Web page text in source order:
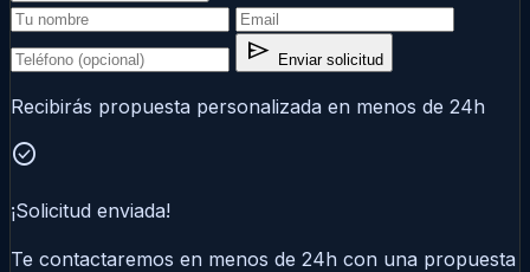
send Enviar solicitud
Recibirás propuesta personalizada en menos de 24h
check_circle
¡Solicitud enviada!
Te contactaremos en menos de 24h con una propuesta